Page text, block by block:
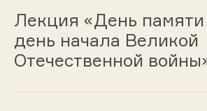
Лекция «День памяти
день начала Великой
Отечественной